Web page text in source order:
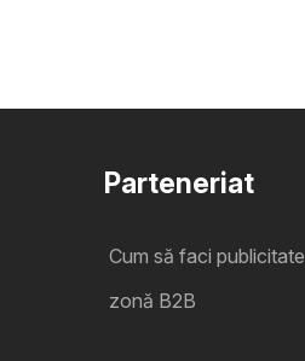
Parteneriat
Cum să faci publicitate
zonă B2B